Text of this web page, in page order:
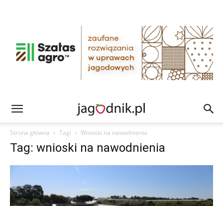
Strona główna Tagi Wnioski na nawodnienia
Tag: wnioski na nawodnienia